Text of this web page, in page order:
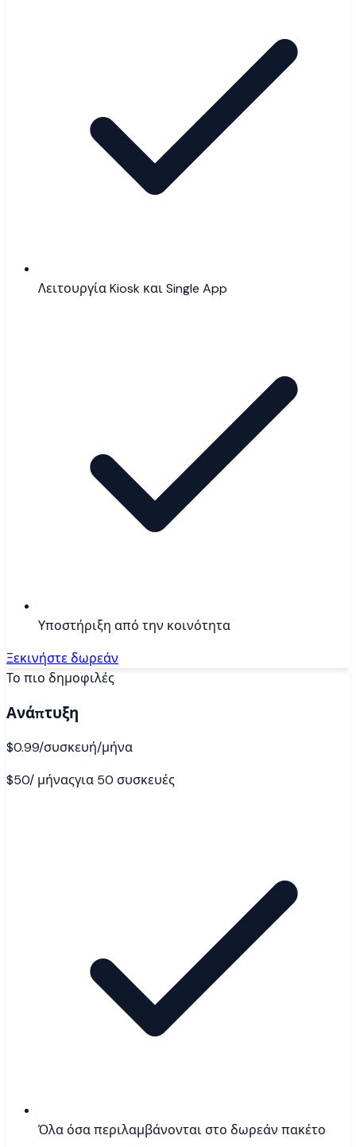
Λειτουργία Kiosk και Single App
Υποστήριξη από την κοινότητα
Ξεκινήστε δωρεάν
Το πιο δημοφιλές
Ανάπτυξη
$0.99/συσκευή/μήνα
$50/ μήναςγια 50 συσκευές
Όλα όσα περιλαμβάνονται στο δωρεάν πακέτο